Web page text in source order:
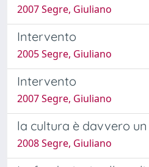
2007 Segre, Giuliano
Intervento
2005 Segre, Giuliano
Intervento
2007 Segre, Giuliano
la cultura è davvero
2008 Segre, Giuliano